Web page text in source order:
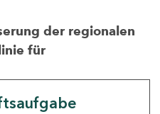
der regionalen
für